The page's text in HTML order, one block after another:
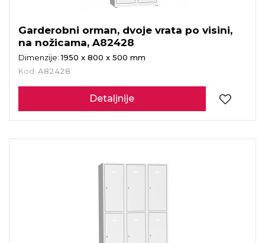
Garderobni orman, dvoje vrata po visini,
na nožicama, A82428
Dimenzije:1950 x 800 x 500 mm
Kod: A82428
Detaljnije